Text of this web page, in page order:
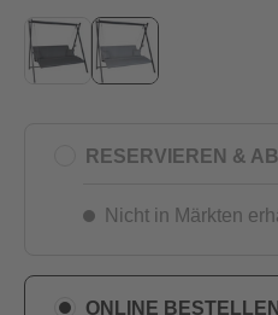
RESERVIEREN &
Nicht in Märkten
ONLINE BESTELLEN